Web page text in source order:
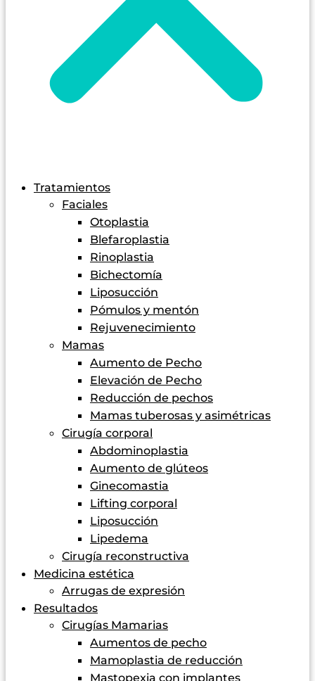
Tratamientos
Faciales
Otoplastia
Blefaroplastia
Rinoplastia
Bichectomía
Liposucción
Pómulos y mentón
Rejuvenecimiento
Mamas
Aumento de Pecho
Elevación de Pecho
Reducción de pechos
Mamas tuberosas y asimétricas
Cirugía corporal
Abdominoplastia
Aumento de glúteos
Ginecomastia
Lifting corporal
Liposucción
Lipedema
Cirugía reconstructiva
Medicina estética
Arrugas de expresión
Resultados
Cirugías Mamarias
Aumentos de pecho
Mamoplastia de reducción
Mastopexia con implantes